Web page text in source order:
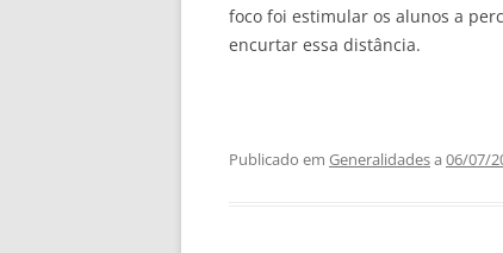
foco foi estimular os alunos a
encurtar essa distância.
Publicado em Generalidadesa 06/07/